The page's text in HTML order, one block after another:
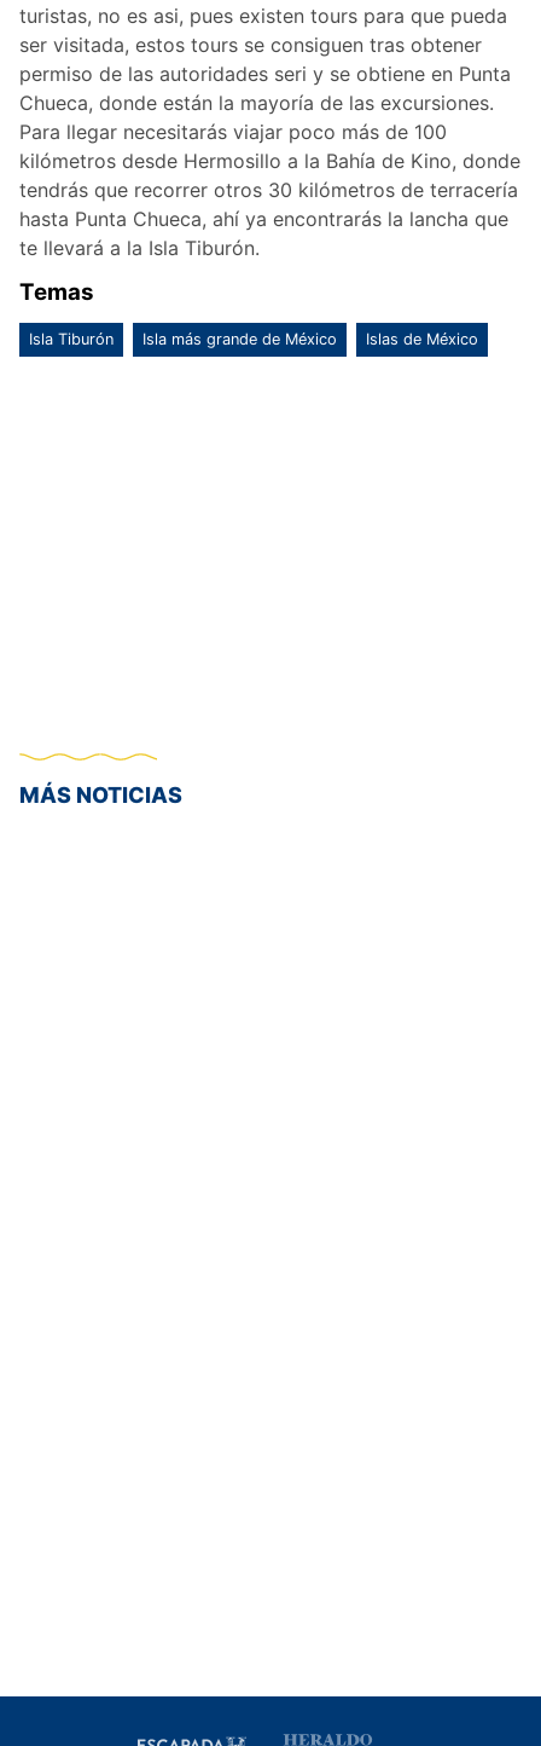
turistas, no es asi, pues existen tours para que pueda
ser visitada, estos tours se consiguen tras obtener
permiso de las autoridades seri y se obtiene en Punta
Chueca, donde están la mayoría de las excursiones.
Para llegar necesitarás viajar poco más de 100
kilómetros desde Hermosillo a la Bahía de Kino, donde
tendrás que recorrer otros 30 kilómetros de terracería
hasta Punta Chueca, ahí ya encontrarás la lancha que
te llevará a la Isla Tiburón.
Temas
Isla Tiburón Isla más grande de México Islas de México
MÁS NOTICIAS